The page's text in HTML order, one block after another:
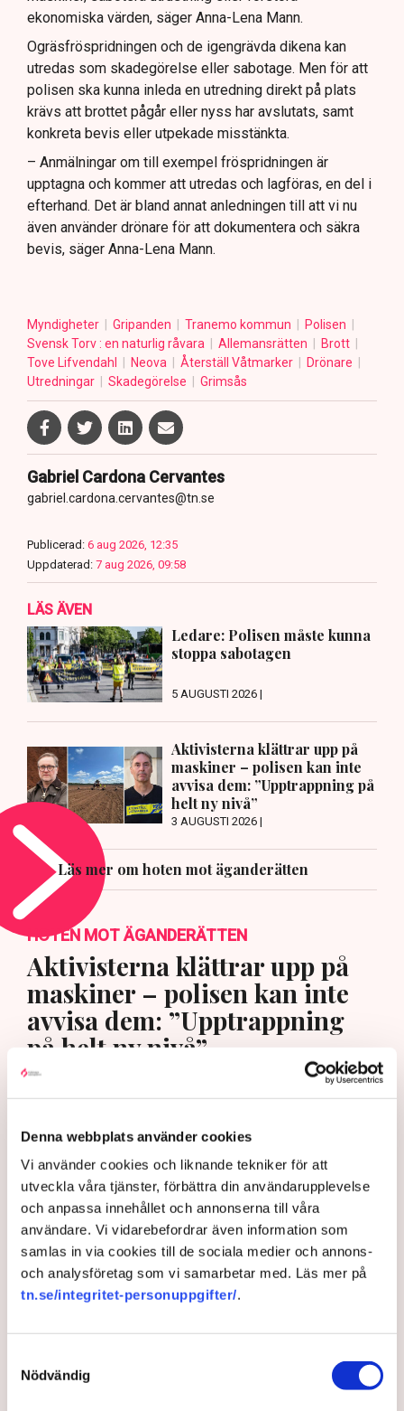
Denna webbplats använder cookies
Vi använder cookies och liknande tekniker för att
utveckla våra tjänster, förbättra din användarupplevelse
och anpassa innehållet och annonserna till våra
användare. Vi vidarebefordrar även information som
samlas in via cookies till de sociala medier och annons-
och analysföretag som vi samarbetar med. Läs mer på
tn.se/integritet-personuppgifter/.
Nödvändig
ekonomiska värden, säger Anna-Lena Mann.
Ogräsfröspridningen och de igengrävda dikena kan
utredas som skadegörelse eller sabotage. Men för att
polisen ska kunna inleda en utredning direkt på plats
krävs att brottet pågår eller nyss har avslutats, samt
konkreta bevis eller utpekade misstänkta.
– Anmälningar om till exempel fröspridningen är
upptagna och kommer att utredas och lagföras, en del i
efterhand. Det är bland annat anledningen till att vi nu
även använder drönare för att dokumentera och säkra
bevis, säger Anna-Lena Mann.
Myndigheter Gripanden Tranemo kommun
Polisen
Svensk Torv : en naturlig råvara
Allemansrätten
Brott
Tove Lifvendahl
Neova Återställ Våtmarker
Drönare
Utredningar
Skadegörelse Grimsås
Gabriel Cardona Cervantes
gabriel.cardona.cervantes@tn.se
Publicerad: 6 aug 2026, 12:35
Uppdaterad: 7 aug 2026, 09:58
LÄS ÄVEN
Ledare: Polisen måste kunna
stoppa sabotagen
5 AUGUSTI 2026 |
Aktivisterna klättrar upp på
maskiner – polisen kan inte
avvisa dem: ”Upptrappning på
helt ny nivå”
3 AUGUSTI 2026 |
Läs mer om hoten mot äganderätten
HOTEN MOT ÄGANDERÄTTEN
Aktivisterna klättrar upp på
maskiner – polisen kan inte
avvisa dem: ”Upptrappning
på helt ny nivå”
"Det är problematiskt att det finns organisationer som samlar
Rickard Axdorff, generalsekreterare på Svensk Torv, där
Aktivister har åter lamslagit